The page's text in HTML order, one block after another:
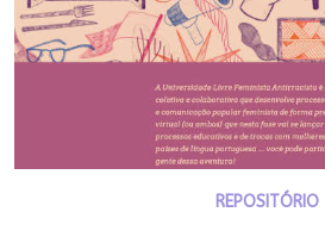
REPOSITÓRIO